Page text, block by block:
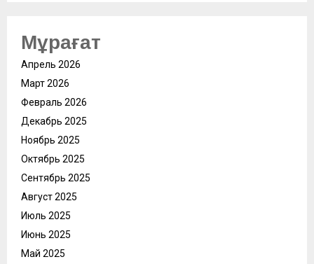
Мұрағат
Апрель 2026
Март 2026
Февраль 2026
Декабрь 2025
Ноябрь 2025
Октябрь 2025
Сентябрь 2025
Август 2025
Июль 2025
Июнь 2025
Май 2025